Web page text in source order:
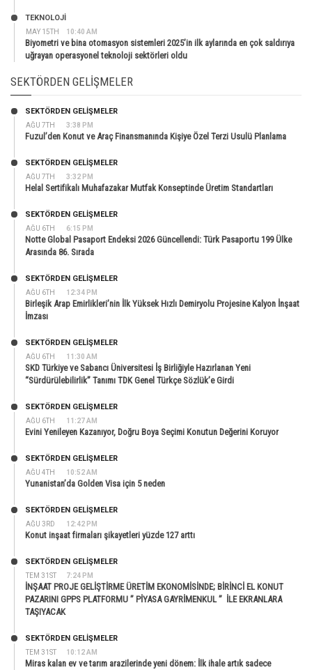
MAY 15TH 10:40 AM
TEKNOLOJİ
Biyometri ve bina otomasyon sistemleri 2025’in ilk aylarında en çok saldırıya
uğrayan operasyonel teknoloji sektörleri oldu
SEKTÖRDEN GELIŞMELER
AĞU 7TH 3:38 PM
SEKTÖRDEN GELIŞMELER
Fuzul’den Konut ve Araç Finansmanında Kişiye Özel Terzi Usulü Planlama
AĞU 7TH 3:32 PM
SEKTÖRDEN GELIŞMELER
Helal Sertifikalı Muhafazakar Mutfak Konseptinde Üretim Standartları
AĞU 6TH 6:15 PM
SEKTÖRDEN GELIŞMELER
Notte Global Pasaport Endeksi 2026 Güncellendi: Türk Pasaportu 199 Ülke
Arasında 86. Sırada
AĞU 6TH 12:34 PM
SEKTÖRDEN GELIŞMELER
Birleşik Arap Emirlikleri’nin İlk Yüksek Hızlı Demiryolu Projesine Kalyon İnşaat
İmzası
AĞU 6TH 11:30 AM
SEKTÖRDEN GELIŞMELER
SKD Türkiye ve Sabancı Üniversitesi İş Birliğiyle Hazırlanan Yeni
“Sürdürülebilirlik” Tanımı TDK Genel Türkçe Sözlük’e Girdi
AĞU 6TH 11:27 AM
SEKTÖRDEN GELIŞMELER
Evini Yenileyen Kazanıyor, Doğru Boya Seçimi Konutun Değerini Koruyor
AĞU 4TH 10:52 AM
SEKTÖRDEN GELIŞMELER
Yunanistan’da Golden Visa için 5 neden
AĞU 3RD 12:42 PM
SEKTÖRDEN GELIŞMELER
Konut inşaat firmaları şikayetleri yüzde 127 arttı
TEM 31ST 7:24 PM
SEKTÖRDEN GELIŞMELER
İNŞAAT PROJE GELİŞTİRME ÜRETİM EKONOMİSİNDE; BİRİNCİ EL KONUT
PAZARINI GPPS PLATFORMU ” PİYASA GAYRİMENKUL ” İLE EKRANLARA
TAŞIYACAK
TEM 31ST 10:12 AM
SEKTÖRDEN GELIŞMELER
Miras kalan ev ve tarım arazilerinde yeni dönem: İlk ihale artık sadece